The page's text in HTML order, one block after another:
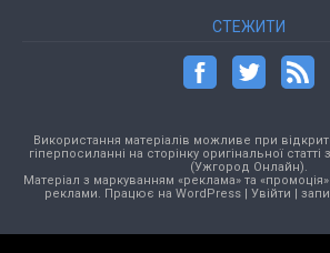
СТЕЖИТИ
Використання матеріалів можливе при
гіперпосиланні на сторінку оригінальної
(Ужгород Онлайн).
Матеріал з маркуванням «реклама» та
реклами. Працює на WordPress| Увійти |